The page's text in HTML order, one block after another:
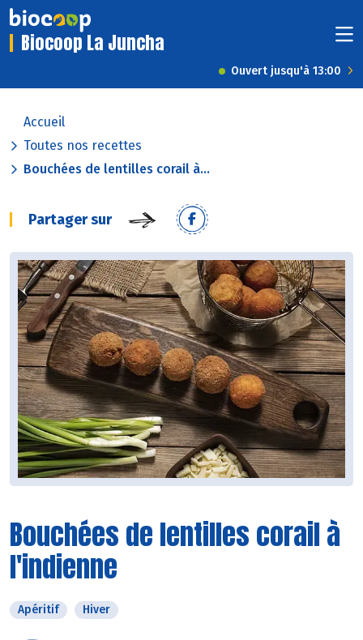
Biocoop La Juncha
Ouvert jusqu'à 13:00
Accueil
Toutes nos recettes
Bouchées de lentilles corail à...
Partager sur
Bouchées de lentilles corail à
l'indienne
Apéritif Hiver